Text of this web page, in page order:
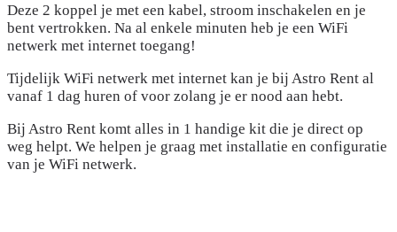
Deze 2 koppel je met een kabel, stroom inschakelen en je
bent vertrokken. Na al enkele minuten heb je een WiFi
netwerk met internet toegang!
Tijdelijk WiFi netwerk met internet kan je bij Astro Rent al
vanaf 1 dag huren of voor zolang je er nood aan hebt.
Bij Astro Rent komt alles in 1 handige kit die je direct op
weg helpt. We helpen je graag met installatie en configuratie
van je WiFi netwerk.